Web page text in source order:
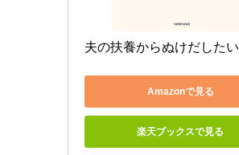
夫の扶養からぬけだしたい
Amazonで見る
楽天ブックスで見る